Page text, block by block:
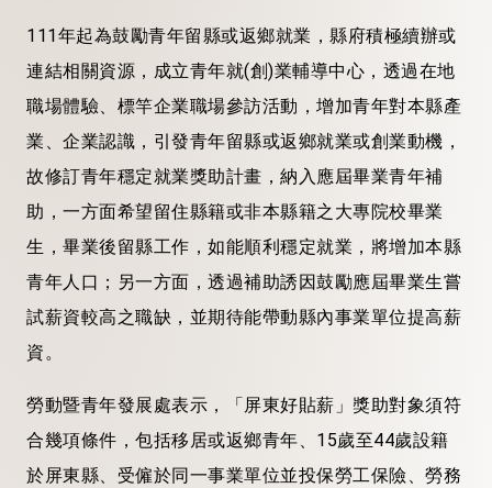
111年起為鼓勵青年留縣或返鄉就業，縣府積極續辦或
連結相關資源，成立青年就(創)業輔導中心，透過在地
職場體驗、標竿企業職場參訪活動，增加青年對本縣產
業、企業認識，引發青年留縣或返鄉就業或創業動機，
故修訂青年穩定就業獎助計畫，納入應屆畢業青年補
助，一方面希望留住縣籍或非本縣籍之大專院校畢業
生，畢業後留縣工作，如能順利穩定就業，將增加本縣
青年人口；另一方面，透過補助誘因鼓勵應屆畢業生嘗
試薪資較高之職缺，並期待能帶動縣內事業單位提高薪
資。
勞動暨青年發展處表示，「屏東好貼薪」獎助對象須符
合幾項條件，包括移居或返鄉青年、15歲至44歲設籍
於屏東縣、受僱於同一事業單位並投保勞工保險、勞務